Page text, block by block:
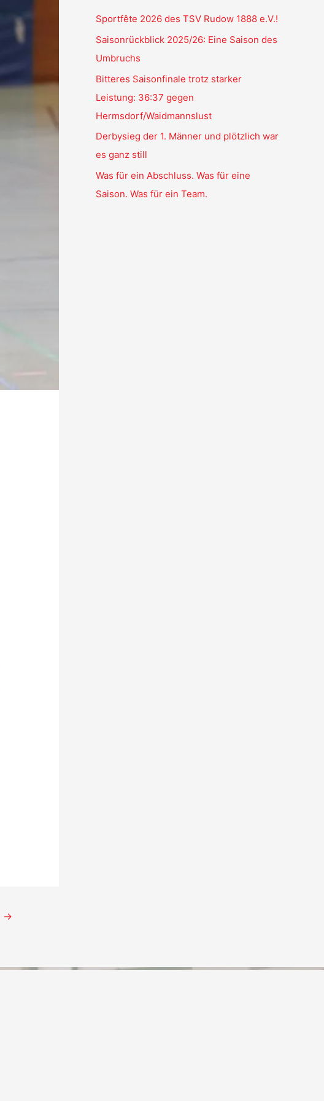
→
Sportfête 2026 des TSV Rudow 1888 e.V.!
Saisonrückblick 2025/26: Eine Saison des
Umbruchs
Bitteres Saisonfinale trotz starker
Leistung: 36:37 gegen
Hermsdorf/Waidmannslust
Derbysieg der 1. Männer und plötzlich war
es ganz still
Was für ein Abschluss. Was für eine
Saison. Was für ein Team.